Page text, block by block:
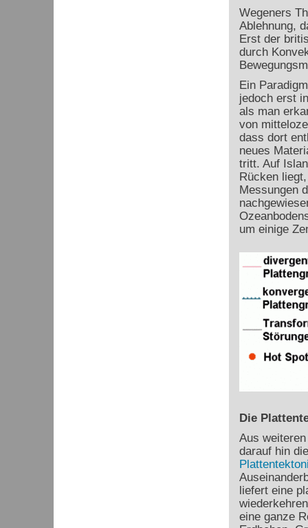
Wegeners
Ablehnung,
Erst der
durch
Ein
jedoch erst
als man
von
dass dort
neues
tritt. Auf
Rücken
Messungen
um einige
Die
Aus
darauf hin
liefert eine
eine ganze